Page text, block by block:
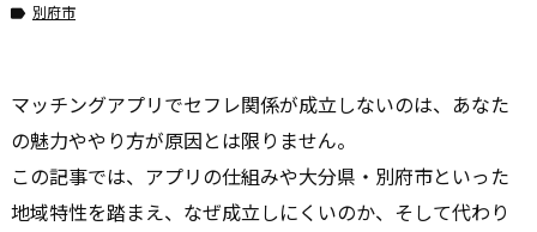
 別府市
マッチングアプリでセフレ関係が成立しないのは、あなた
の魅力ややり方が原因とは限りません。
この記事では、アプリの仕組みや大分県・別府市といった
地域特性を踏まえ、なぜ成立しにくいのか、そして代わり